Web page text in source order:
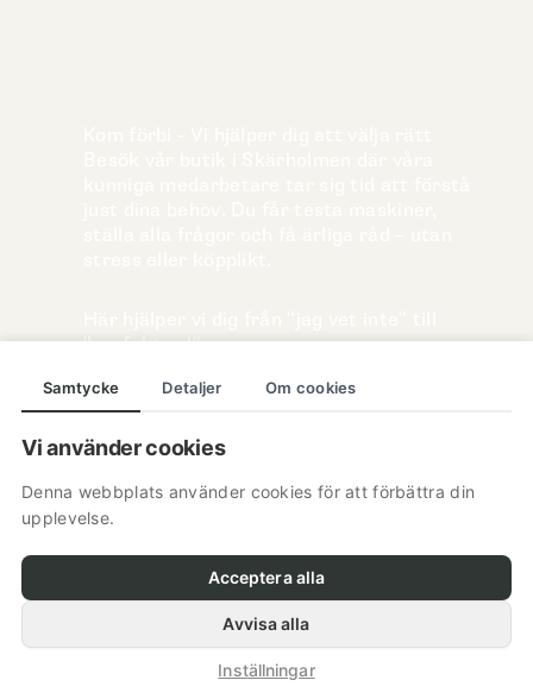
Samtycke Detaljer Om cookies
Vi använder cookies
Denna webbplats använder cookies för att förbättra din
upplevelse.
Acceptera alla
Avvisa alla
Inställningar
"perfekt val".
Besök vår butik
© 2026 Södermalms Trädgårdsmaskiner. All Rights